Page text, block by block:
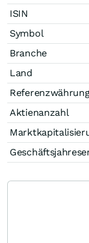
ISIN
Symbol
Branche
Land
Aktienanzahl